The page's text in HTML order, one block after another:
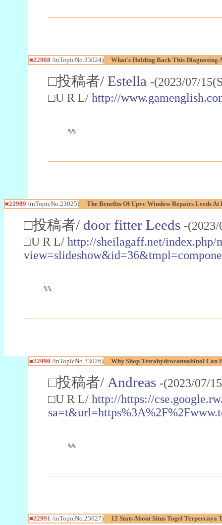
■22988 /inTopicNo.23024) What's Holding Back This Diagnosing
□投稿者/ Estella -(2023/07/
□U R L/ http://
%%
■22989 /inTopicNo.23025) The Benefits Of Upvc Window Repairs Leeds
□投稿者/ door fitter Leeds -
□U R L/ http://sheilagaff.net/index.php/
%%
■22990 /inTopicNo.23026) Why Shop Tetrahydrocannabinol Can
□投稿者/ Andreas -(2023/07/
□U R L/ http://https://
%%
■22991 /inTopicNo.23027) 12 Stats About Situs Togel Terpercaya